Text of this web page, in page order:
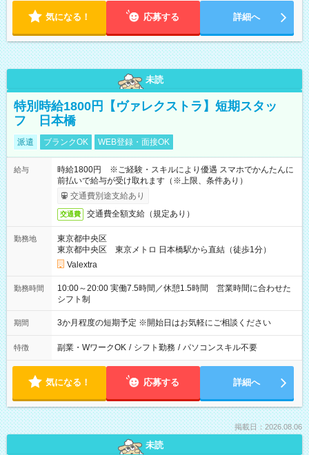
18:00 などのように、自由な働き方が可能なお仕事です！
気になる！ 応募する 詳細へ
未読
特別時給1800円【ヴァレクストラ】短期スタッ
フ 日本橋
派遣 ブランクOK WEB登録・面接OK
給与
時給1800円 ※ご経験・スキルにより優遇 スマホでかんたんに
前払いで給与が受け取れます（※上限、条件あり）
交通費別途支給あり
交通費 交通費全額支給（規定あり）
勤務地
東京都中央区
東京都中央区 東京メトロ 日本橋駅から直結（徒歩1分）
Valextra
勤務時間
10:00～20:00 実働7.5時間／休憩1.5時間 営業時間に合わせた
シフト制
期間 3か月程度の短期予定 ※開始日はお気軽にご相談ください
特徴 副業・WワークOK / シフト勤務 / パソコンスキル不要
気になる！ 応募する 詳細へ
掲載日：2026.08.06
未読